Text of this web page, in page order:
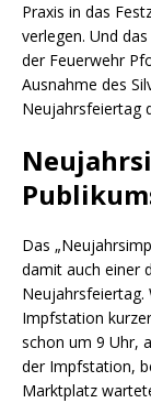
Praxis in das
verlegen. Und
der Feuerwehr
Ausnahme des
Neujahrsfeiertag
Das
damit auch einer
Neujahrsfeiertag.
Impfstation
schon um 9 Uhr,
der Impfstation,
Marktplatz